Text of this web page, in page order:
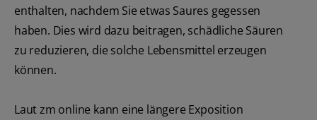
enthalten, nachdem Sie etwas Saures gegessen
haben. Dies wird dazu beitragen, schädliche Säuren
zu reduzieren, die solche Lebensmittel erzeugen
können.
Laut zm online kann eine längere Exposition